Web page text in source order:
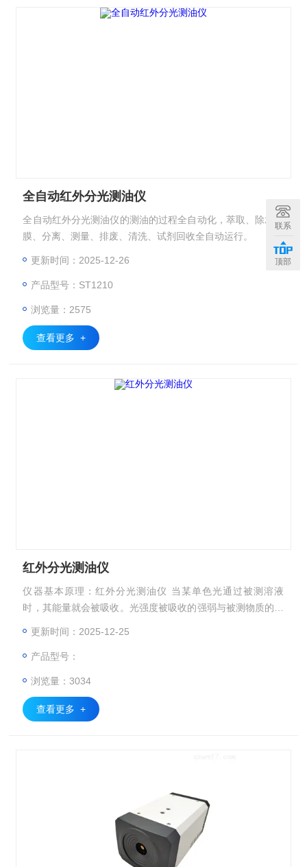
全自动红外分光测油仪
全自动红外分光测油仪的测油的过程全自动化，萃取、除水过
膜、分离、测量、排废、清洗、试剂回收全自动运行。
更新时间：2025-12-26
产品型号：ST1210
浏览量：2575
查看更多 +
红外分光测油仪
仪器基本原理：红外分光测油仪 当某单色光通过被测溶液
时，其能量就会被吸收。光强度被吸收的强弱与被测物质的浓
更新时间：2025-12-25
产品型号：
浏览量：3034
查看更多 +
联系
顶部